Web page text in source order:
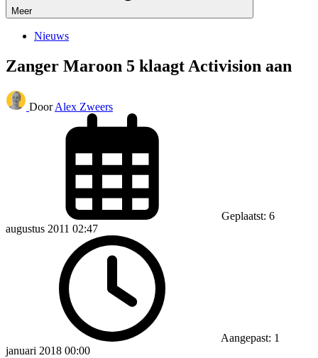
Meer
Nieuws
Zanger Maroon 5 klaagt Activision aan
Door Alex Zweers
Geplaatst: 6
augustus 2011 02:47
Aangepast: 1
januari 2018 00:00